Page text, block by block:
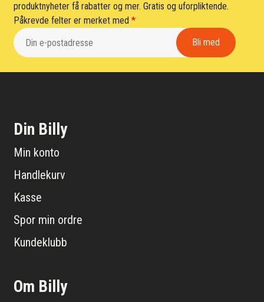
produktnyheter få rabatter og mer. Gratis og uforpliktende.
Påkrevde felter er merket med*
Din Billy
Min konto
Handlekurv
Kasse
Spor min ordre
Kundeklubb
Om Billy